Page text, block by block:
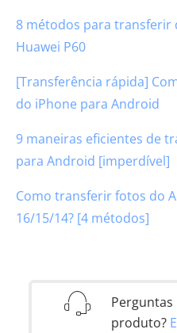
8 métodos para transferir
Huawei P60
[Transferência rápida]
do iPhone para Android
9 maneiras eficientes de
para Android [imperdível]
Como transferir fotos do
16/15/14? [4 métodos]
Perguntas
produto?